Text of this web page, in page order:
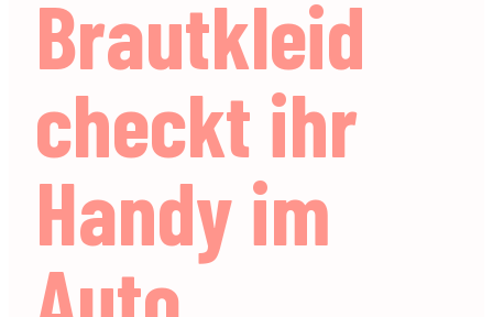
Brautkleid
checkt ihr
Handy im